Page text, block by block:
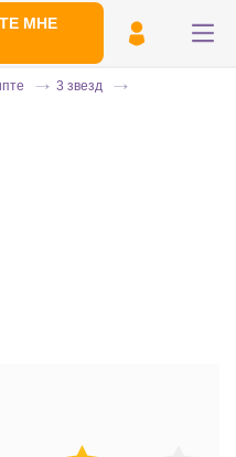
МНЕ
3 звезд